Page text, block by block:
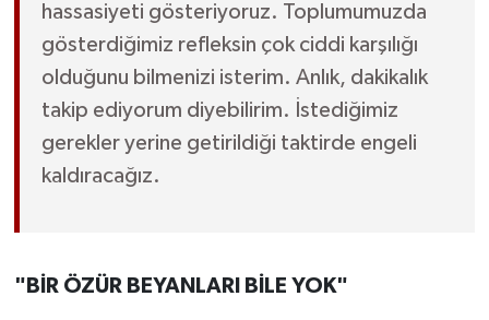
hassasiyeti gösteriyoruz. Toplumumuzda
gösterdiğimiz refleksin çok ciddi karşılığı
olduğunu bilmenizi isterim. Anlık, dakikalık
takip ediyorum diyebilirim. İstediğimiz
gerekler yerine getirildiği taktirde engeli
kaldıracağız.
"BİR ÖZÜR BEYANLARI BİLE YOK"